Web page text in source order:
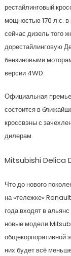
рестайлинговый
мощностью 170 л.с. в
сейчас дизель того
дорестайлинговую
бензиновыми
версии 4WD.
Официальная
состоится в
кроссвэны с
дилерам.
Mitsubishi Delica
Что до нового
на «тележке»
года входят в
новые модели
общекорпоративной
них будет всё